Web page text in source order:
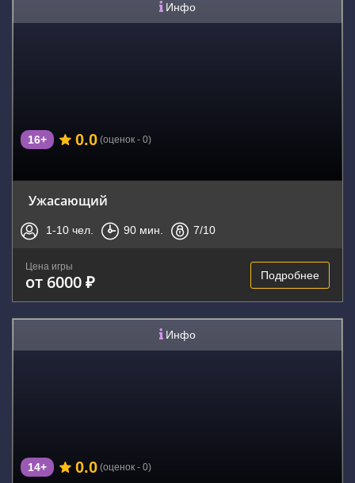
Инфо
16+ 0.0 (оценок - 0)
Ужасающий
1-10 чел. 90 мин. 7/10
Цена игры
от 6000 ₽ Подробнее
Инфо
14+ 0.0 (оценок - 0)